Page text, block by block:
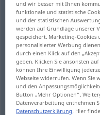
(Für mehr Details die
rejoindre, arriver,
suivre, suivre
se conformer, obéir
à, consentir
und wir besser mit Ihnen
funktionale und statistische
und der statistischen
werden auf Grundlage unserer
gespeichert. Marketing-Cookies
personalisierter Werbung
durch einen Klick auf den
geben. Klicken Sie ansonsten
können Ihre Einwilligung
Webseite widerrufen. Wenn Sie
und den
Button „Mehr Optionen“.
Datenverarbeitung entnehmen
Datenschutzerklärung. Hier